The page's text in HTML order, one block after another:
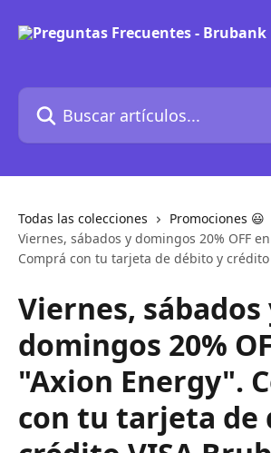
Buscar artículos...
Todas las colecciones Promociones 😃
Viernes, sábados y domingos 20% OFF
Comprá con tu tarjeta de débito y crédito
Viernes, sábados
domingos 20%
"Axion Energy".
con tu tarjeta de